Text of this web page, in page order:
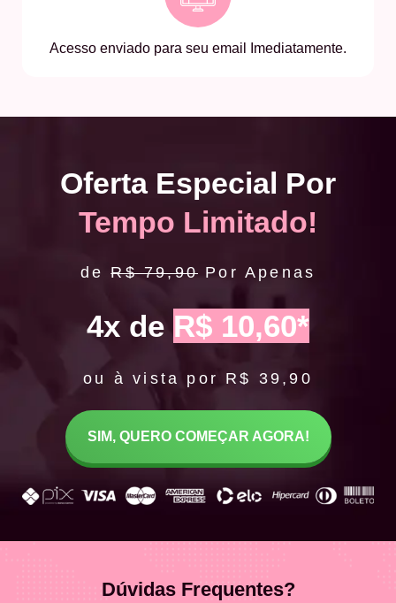
Acesso enviado para seu email Imediatamente.
Oferta Especial Por
Tempo Limitado!
deR$ 79,90 Por Apenas
4x de R$ 10,60*
ou à vista por R$ 39,90
SIM, QUERO COMEÇAR AGORA!
Dúvidas Frequentes?